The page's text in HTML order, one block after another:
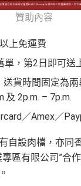
贊助內容
上免運費
單，第2日即可送
貨時間固定為兩
及 2p.m. – 7p.m.
／Amex／
自設肉檔，亦同
區有限公司”合